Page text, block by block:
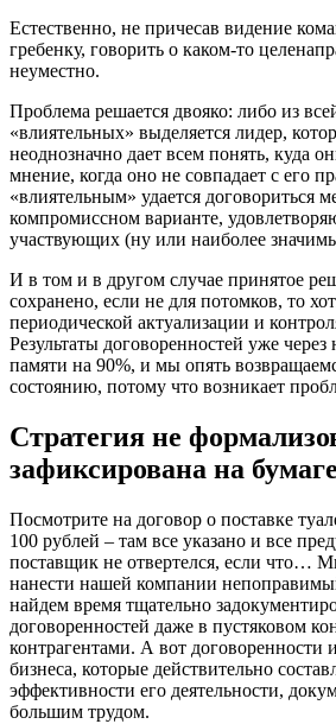
Естественно, не причесав видение
гребенку, говорить о каком-то
неуместно.
Проблема решается двояко: либо из
«влиятельных» выделяется лидер,
неоднозначно дает всем понять, куда
мнение, когда оно не совпадает с его
«влиятельным» удается договориться
компромиссном варианте,
участвующих (ну или наиболее
И в том и в другом случае принятое
сохранено, если не для потомков, то
периодической актуализации и
Результаты договоренностей уже
памяти на 90%, и мы опять
состоянию, потому что возникает
Стратегия не
зафиксирована на бумаге
Посмотрите на договор о поставке
100 рублей – там все указано и все
поставщик не отвертелся, если что…
нанести нашей компании
найдем время тщательно
договоренностей даже в пустяковом
контрагентами. А вот договоренности
бизнеса, которые действительно
эффективности его деятельности,
большим трудом.